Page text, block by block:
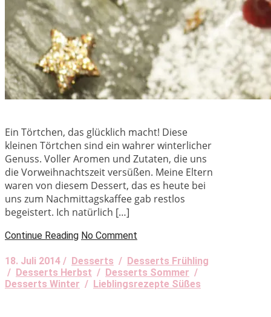
Ein Törtchen, das glücklich macht! Diese
kleinen Törtchen sind ein wahrer winterlicher
Genuss. Voller Aromen und Zutaten, die uns
die Vorweihnachtszeit versüßen. Meine Eltern
waren von diesem Dessert, das es heute bei
uns zum Nachmittagskaffee gab restlos
begeistert. Ich natürlich […]
Continue Reading No Comment
18. Juli 2014 / Desserts / Desserts Frühling
/ Desserts Herbst / Desserts Sommer /
Desserts Winter / Lieblingsrezepte Süßes